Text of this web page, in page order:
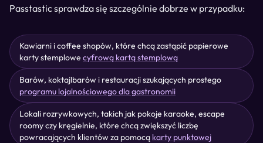
Passtastic sprawdza się szczególnie dobrze w przypadku:
Kawiarni i coffee shopów, które chcą zastąpić papierowe
karty stemplowe cyfrową kartą stemplową
Barów, koktajlbarów i restauracji szukających prostego
programu lojalnościowego dla gastronomii
Lokali rozrywkowych, takich jak pokoje karaoke, escape
roomy czy kręgielnie, które chcą zwiększyć liczbę
powracających klientów za pomocą karty punktowej